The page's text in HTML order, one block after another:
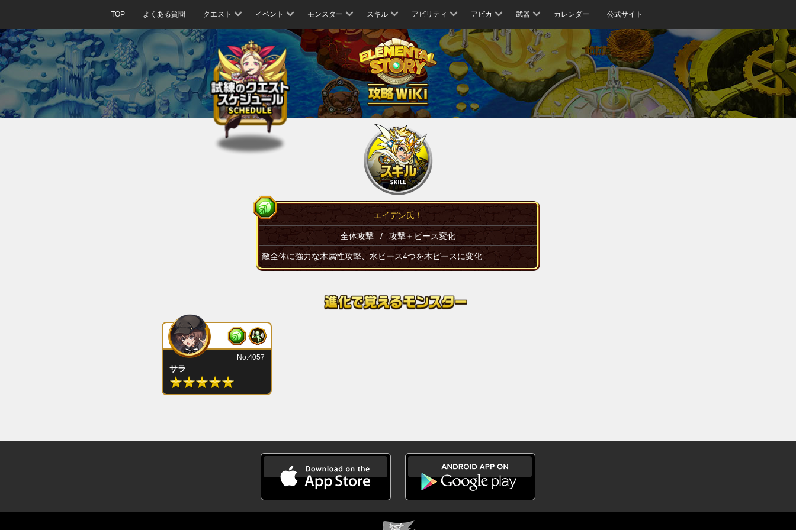
TOP よくある質問 クエスト イベント モンスター スキル アビリティ アビカ 武器 カレンダー 公式サイト
エイデン氏！
全体攻撃 / 攻撃＋ピース変化
敵全体に強力な木属性攻撃、水ピース4つを木ピースに変化
サラ
No.4057